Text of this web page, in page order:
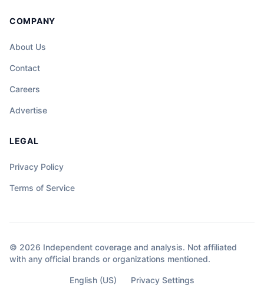
COMPANY
About Us
Contact
Careers
Advertise
LEGAL
Privacy Policy
Terms of Service
© 2026 Independent coverage and analysis. Not affiliated
with any official brands or organizations mentioned.
English (US) Privacy Settings